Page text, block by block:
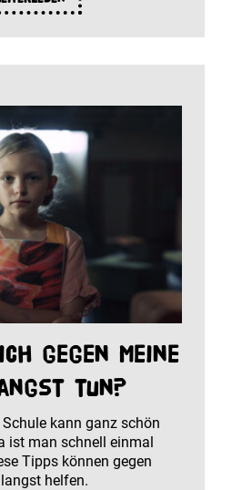
gegen meine
tun?
kann ganz schön
ist man schnell einmal
Tipps können gegen
helfen.